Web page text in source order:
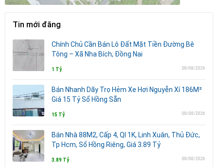
Tin mới đăng
Chính Chủ Cần Bán Lô Đất Mặt Tiền Đường Bê
Tông – Xã Nha Bích, Đồng Nai
1 Tỷ 08/08/2026
Bán Nhanh Dãy Trọ Hẻm Xe Hơi Nguyễn Xí 186M²
Giá 15 Tỷ Sổ Hồng Sẵn
15 Tỷ 08/08/2026
Bán Nhà 88M2, Cấp 4, Ql 1K, Linh Xuân, Thủ Đức,
Tp Hcm, Sổ Hồng Riêng, Giá 3.89 Tỷ
3.89 Tỷ 08/08/2026